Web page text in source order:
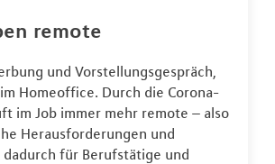
remote
und Vorstellungsgespräch,
Homeoffice. Durch die Corona-
im Job immer mehr remote – also
Herausforderungen und
dadurch für Berufstätige und